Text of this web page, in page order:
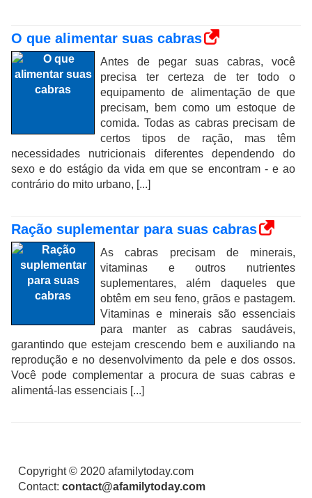
O que alimentar suas cabras
Antes de pegar suas cabras, você
precisa ter certeza de ter todo o
equipamento de alimentação de que
precisam, bem como um estoque de
comida. Todas as cabras precisam de
certos tipos de ração, mas têm
necessidades nutricionais diferentes dependendo do
sexo e do estágio da vida em que se encontram - e ao
contrário do mito urbano, [...]
Ração suplementar para suas cabras
As cabras precisam de minerais,
vitaminas e outros nutrientes
suplementares, além daqueles que
obtêm em seu feno, grãos e pastagem.
Vitaminas e minerais são essenciais
para manter as cabras saudáveis,
garantindo que estejam crescendo bem e auxiliando na
reprodução e no desenvolvimento da pele e dos ossos.
Você pode complementar a procura de suas cabras e
alimentá-las essenciais [...]
Copyright © 2020 afamilytoday.com
Contact: contact@afamilytoday.com